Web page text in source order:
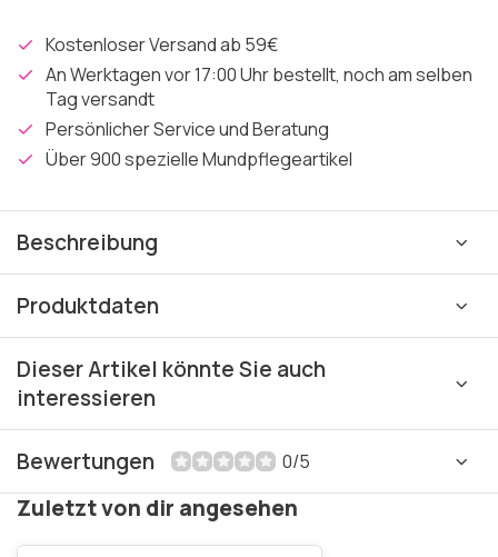
Kostenloser Versand ab 59€
An Werktagen vor 17:00 Uhr bestellt, noch am selben
Tag versandt
Persönlicher Service und Beratung
Über 900 spezielle Mundpflegeartikel
Beschreibung
Produktdaten
Dieser Artikel könnte Sie auch
interessieren
Bewertungen 0/5
Zuletzt von dir angesehen